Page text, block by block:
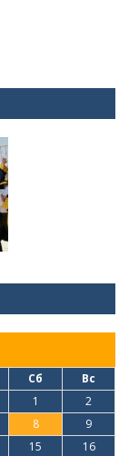
Сб Вс
1
2
8
9
15
16